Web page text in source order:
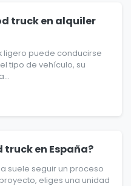
truck en alquiler
ligero puede conducirse
tipo de vehículo, su
en España?
suele seguir un proceso
eliges una unidad